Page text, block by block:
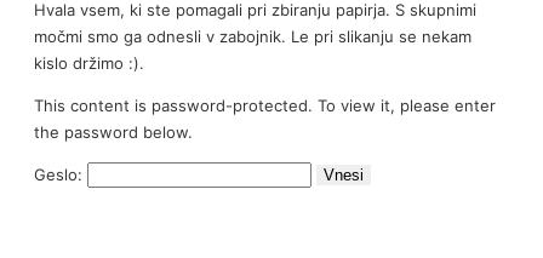
Hvala vsem, ki ste pomagali pri zbiranju papirja. S skupnimi
močmi smo ga odnesli v zabojnik. Le pri slikanju se nekam
kislo držimo :).
This content is password-protected. To view it, please enter
the password below.
Geslo: